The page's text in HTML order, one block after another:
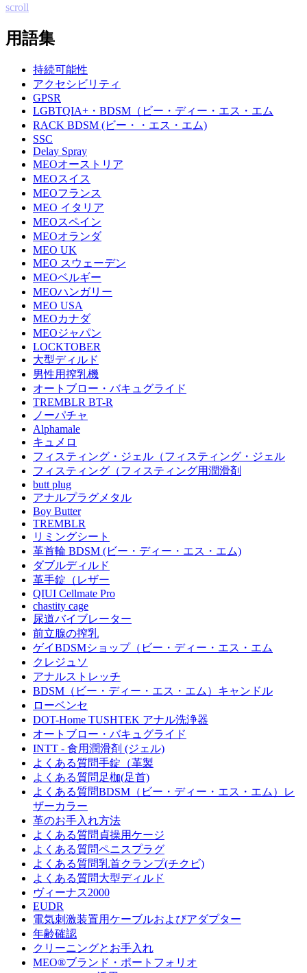
scroll
用語集
持続可能性
アクセシビリティ
GPSR
LGBTQIA+・BDSM（ビー・ディー・エス・エム
RACK BDSM (ビー・・エス・エム)
SSC
Delay Spray
MEOオーストリア
MEOスイス
MEOフランス
MEO イタリア
MEOスペイン
MEOオランダ
MEO UK
MEO スウェーデン
MEOベルギー
MEOハンガリー
MEO USA
MEOカナダ
MEOジャパン
LOCKTOBER
大型ディルド
男性用搾乳機
オートブロー・バキュグライド
TREMBLR BT-R
ノーパチャ
Alphamale
キュメロ
フィスティング・ジェル（フィスティング・ジェル
フィスティング（フィスティング用潤滑剤
butt plug
アナルプラグメタル
Boy Butter
TREMBLR
リミングシート
革首輪 BDSM (ビー・ディー・エス・エム)
ダブルディルド
革手錠（レザー
QIUI Cellmate Pro
chastity cage
尿道バイブレーター
前立腺の搾乳
ゲイBDSMショップ（ビー・ディー・エス・エム
クレジュソ
アナルストレッチ
BDSM（ビー・ディー・エス・エム）キャンドル
ローベンセ
DOT-Home TUSHTEK アナル洗浄器
オートブロー・バキュグライド
INTT - 食用潤滑剤 (ジェル)
よくある質問手錠（革製
よくある質問足枷(足首)
よくある質問BDSM（ビー・ディー・エス・エム）レ
ザーカラー
革のお手入れ方法
よくある質問貞操用ケージ
よくある質問ペニスプラグ
よくある質問乳首クランプ(チクビ)
よくある質問大型ディルド
ヴィーナス2000
EUDR
電気刺激装置用ケーブルおよびアダプター
年齢確認
クリーニングとお手入れ
MEO®ブランド・ポートフォリオ